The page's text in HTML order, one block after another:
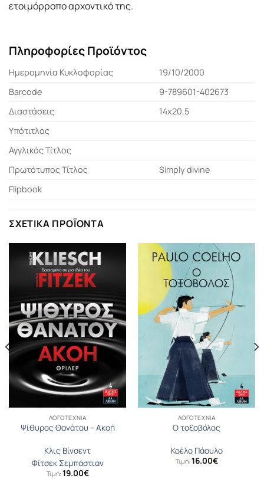
ετοιμόρροπο αρχοντικό της.
Πληροφορίες Προϊόντος
Ημερομηνία Κυκλοφορίας
19/10/2000
Barcode
9-789601-402673
Διαστάσεις
14x20,5
Υπότιτλος
Αγγλικός Τίτλος
Πρωτότυπος Τίτλος
Simply divine
Flipbook
ΣΧΕΤΙΚΆ ΠΡΟΪΌΝΤΑ
ΛΟΓΟΤΕΧΝΊΑ
Ψίθυρος Θανάτου – Ακοή
Κλις Βίνσεντ
Φίτσεκ Σεμπάστιαν
Τιμή: 19.00€
ΛΟΓΟΤΕΧΝΊΑ
Ο τοξοβόλος
Κοέλο Πάουλο
Τιμή: 16.00€